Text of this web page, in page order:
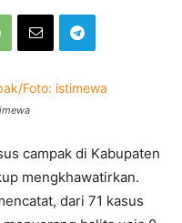
campak di Kabupaten
mengkhawatirkan.
dari 71 kasus